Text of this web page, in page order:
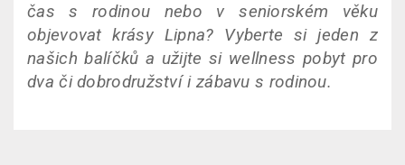
čas s rodinou nebo v seniorském věku
objevovat krásy Lipna? Vyberte si jeden z
našich balíčků a užijte si wellness pobyt pro
dva či dobrodružství i zábavu s rodinou.